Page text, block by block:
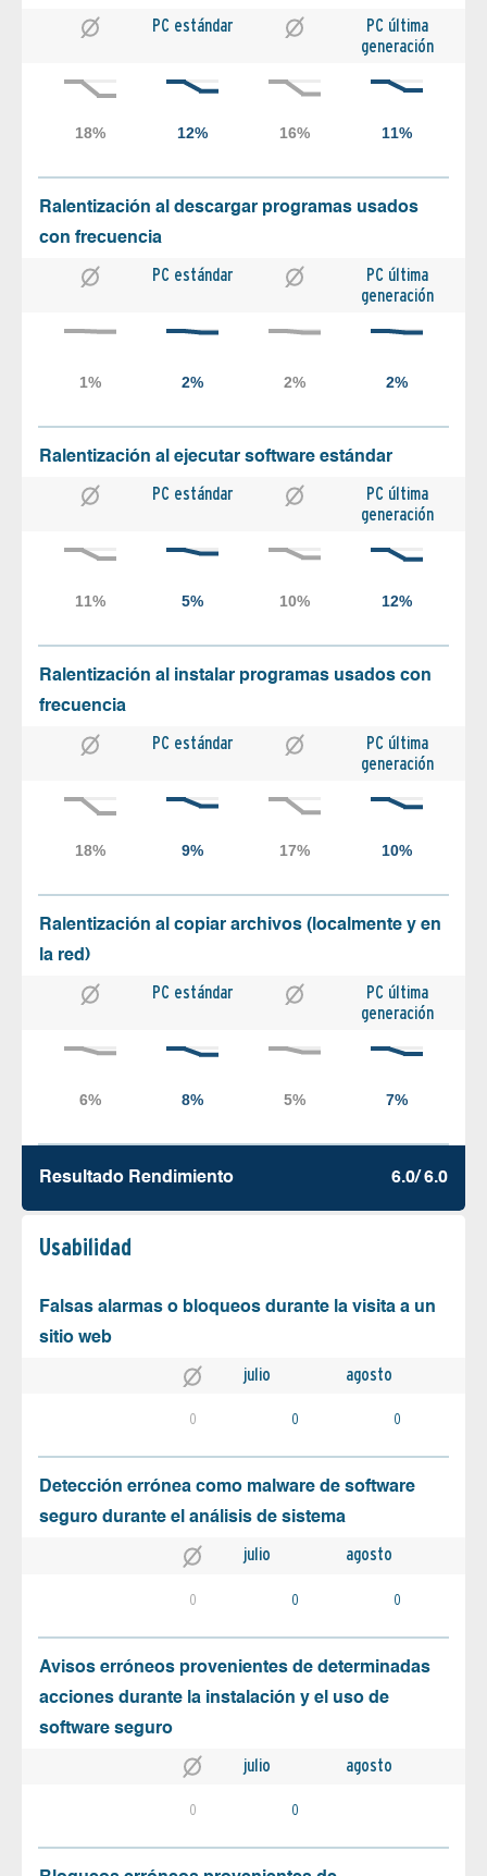
PC estándar
PC última
generación
Ralentización al descargar programas usados
con frecuencia
PC estándar
PC última
generación
Ralentización al ejecutar software estándar
PC estándar
PC última
generación
Ralentización al instalar programas usados con
frecuencia
PC estándar
PC última
generación
Ralentización al copiar archivos (localmente y en
la red)
PC estándar
PC última
generación
Resultado Rendimiento 6.0/ 6.0
Usabilidad
Falsas alarmas o bloqueos durante la visita a un
sitio web
julio agosto
0 0 0
Detección errónea como malware de software
seguro durante el análisis de sistema
julio agosto
0 0 0
Avisos erróneos provenientes de determinadas
acciones durante la instalación y el uso de
software seguro
julio agosto
0 0